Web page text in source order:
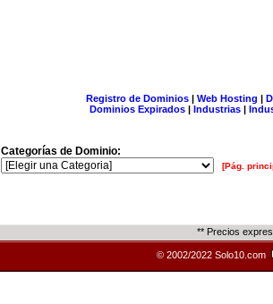
Registro de Dominios| Web Hosting |
Dominios Expirados | Industrias |
Categorías de Dominio:
[Pág.
** Precios
© 2002/2022 Solo10.com